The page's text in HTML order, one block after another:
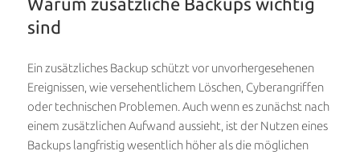
Warum zusätzliche Backups wichtig
sind
Ein zusätzliches Backup schützt vor unvorhergesehenen
Ereignissen, wie versehentlichem Löschen, Cyberangriffen
oder technischen Problemen. Auch wenn es zunächst nach
einem zusätzlichen Aufwand aussieht, ist der Nutzen eines
Backups langfristig wesentlich höher als die möglichen